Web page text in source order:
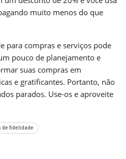
muito menos do que
para compras e serviços pode
pouco de planejamento e
suas compras em
e gratificantes. Portanto, não
parados. Use-os e aproveite
de fidelidade